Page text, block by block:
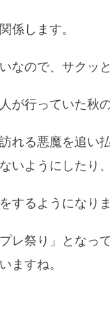
係します。
なので、サクッ
が行っていた秋
れる悪魔を追い
いようにしたり
するようになりま
レ祭り」となっ
ますね。